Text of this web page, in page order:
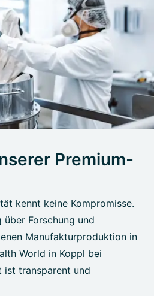
Premium-
kennt keine Kompromisse.
Forschung und
Manufakturproduktion in
World in Koppl bei
ist transparent und